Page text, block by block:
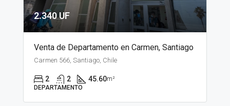
2.340 UF
Venta de Departamento en Carmen, Santiago
Carmen 566, Santiago, Chile
2 2 45.60m²
DEPARTAMENTO